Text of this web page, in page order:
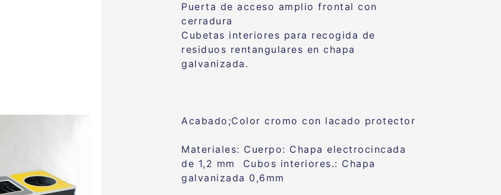
Puerta de acceso amplio frontal con
cerradura
Cubetas interiores para recogida de
residuos rentangulares en chapa
galvanizada.
Acabado;Color cromo con lacado protector
Materiales: Cuerpo: Chapa electrocincada
de 1,2 mm Cubos interiores.: Chapa
galvanizada 0,6mm